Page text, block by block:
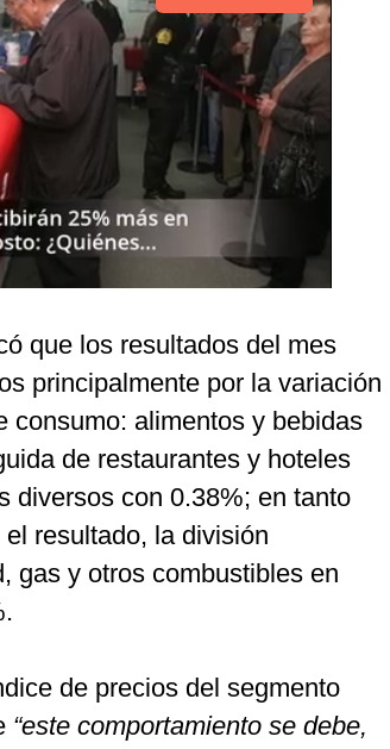
que los resultados del mes
principalmente por la variación
consumo: alimentos y bebidas
de restaurantes y hoteles
diversos con 0.38%; en tanto
resultado, la división
gas y otros combustibles en
de precios del segmento
“este comportamiento se debe,